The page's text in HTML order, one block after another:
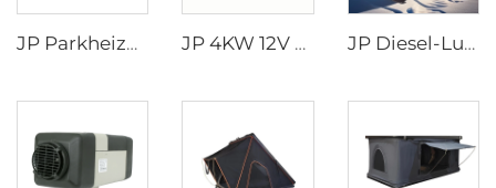
JP Parkheizung 9KW 12V Diesel Benzinheizung für Lkw Bagger Bus Geländewagen JP 4KW 12V Autoheizung Benzin Parkheizung Bootsdieselheizung ähnlich Webasto JP Diesel-Luftheizung Alles-in-einem 12V 24V 2KW LCD Fernbedienung für Auto Wohnwagen